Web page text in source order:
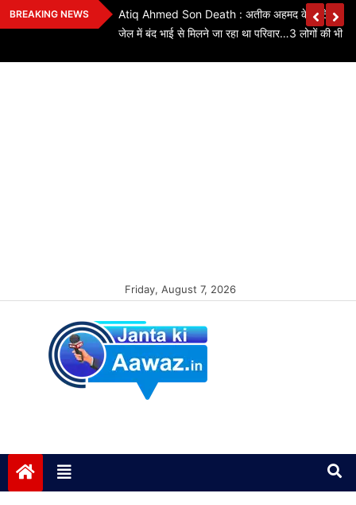
Skip
to
BREAKING NEWS
के लिए बड़ी
पद बढ़े…यहां
Atiq Ahmed Son Death : अतीक अहमद के छोटे बेटे
जेल में बंद भाई से मिलने जा रहा था परिवार…3 लोगों की भी
Friday, August 7, 2026